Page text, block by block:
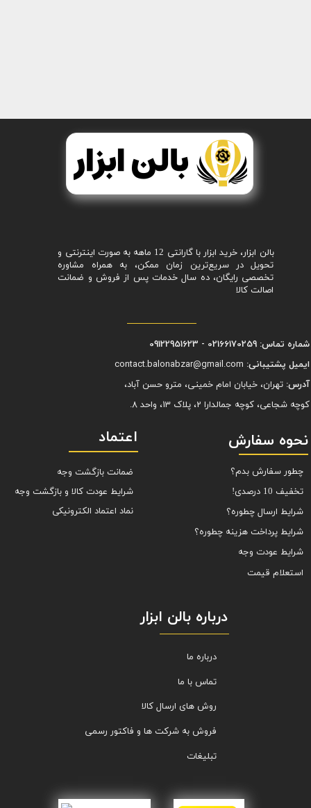
بالن ابزار، خرید ابزار با گارانتی 12 ماهه به صورت اینترنتی و
تحویل در سریع‌ترین زمان ممکن، به همراه مشاوره
تخصصی رایگان، ده سال خدمات پس از فروش و ضمانت
اصالت کالا
شماره تماس: 02166170259 - 09122951623
ایمیل پشتیبانی:
آدرس: تهران، خیابان امام خمینی، مترو حسن آباد،
کوچه شجاعی، کوچه جمالدارا 2، پلاک 13، واحد 8.
نحوه سفارش
چطور سفارش بدم؟
تخفیف 10 درصدی!
شرایط ارسال چطوره؟
شرایط پرداخت هزینه چطوره؟
شرایط عودت وجه
استعلام قیمت
اعتماد
ضمانت بازگشت وجه
شرایط عودت کالا و بازگشت وجه
نماد اعتماد الکترونیکی
درباره بالن ابزار
درباره ما
تماس با ما
روش های ارسال کالا
فروش به شرکت ها و فاکتور رسمی
تبلیغات